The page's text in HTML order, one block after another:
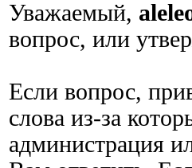
Уважаемый,
вопрос, или
Если вопрос,
слова из-за
администрация